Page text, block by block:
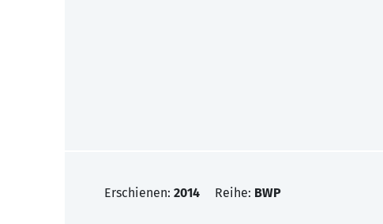
Erschienen: 2014 Reihe: BWP